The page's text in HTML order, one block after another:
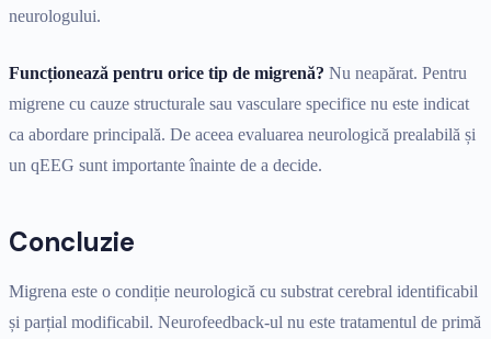
neurologului.
Funcționează pentru orice tip de migrenă? Nu neapărat. Pentru
migrene cu cauze structurale sau vasculare specifice nu este indicat
ca abordare principală. De aceea evaluarea neurologică prealabilă și
un qEEG sunt importante înainte de a decide.
Concluzie
Migrena este o condiție neurologică cu substrat cerebral identificabil
și parțial modificabil. Neurofeedback-ul nu este tratamentul de primă